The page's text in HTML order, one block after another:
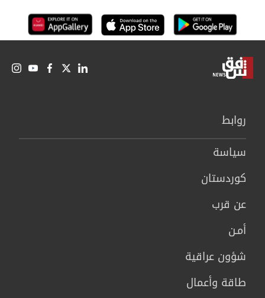
روابط
سیاسة
كوردستان
عن قرب
أمـن
شؤون عراقية
طاقة وأعمال